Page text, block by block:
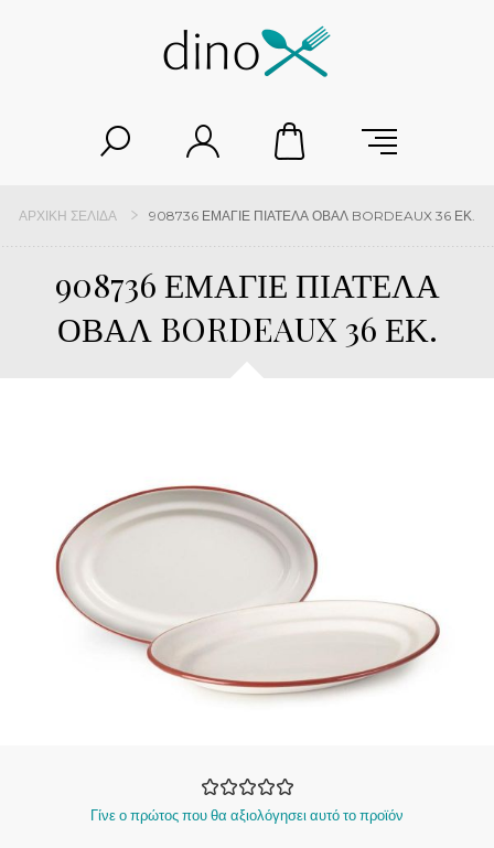
ΑΡΧΙΚΉ ΣΕΛΊΔΑ 908736 ΕΜΑΓΙΕ ΠΙΑΤΕΛΑ ΟΒΑΛ BORDEAUX 36 ΕΚ.
908736 ΕΜΑΓΙΕ ΠΙΑΤΕΛΑ
ΟΒΑΛ BORDEAUX 36 ΕΚ.
Γίνε ο πρώτος που θα αξιολόγησει αυτό το προϊόν